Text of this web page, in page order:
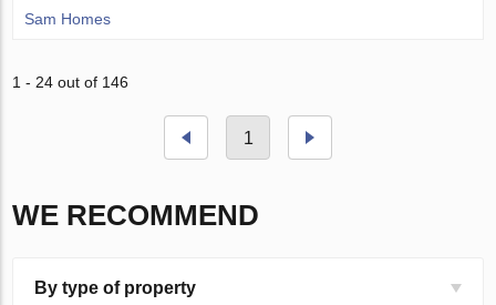
Sam Homes
1 - 24 out of 146
1
WE RECOMMEND
By type of property